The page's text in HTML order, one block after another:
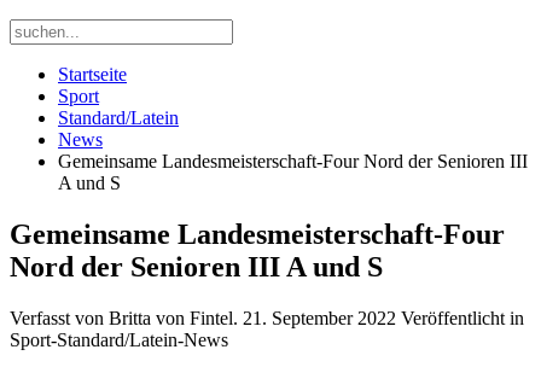
Startseite
Sport
Standard/Latein
News
Gemeinsame Landesmeisterschaft-Four Nord der Senioren III
A und S
Gemeinsame Landesmeisterschaft-Four
Nord der Senioren III A und S
Verfasst von Britta von Fintel. 21. September 2022 Veröffentlicht in
Sport-Standard/Latein-News